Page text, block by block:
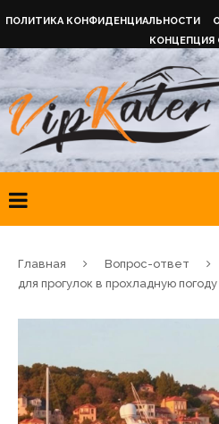
ПОЛИТИКА КОНФИДЕНЦИАЛЬНОСТИ
КОНЦЕПЦИЯ
Главная Вопрос-ответ
для прогулок в прохладную погоду